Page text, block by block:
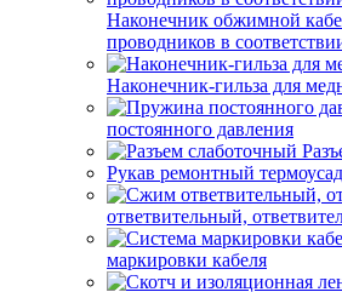
Наконечник обжимной
проводников в
Наконечник-гильза для
постоянного давления
Рукав ремонтный
ответвительный,
маркировки кабеля